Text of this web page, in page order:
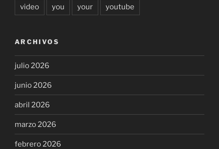
video you your youtube
ARCHIVOS
julio 2026
junio 2026
abril 2026
marzo 2026
febrero 2026